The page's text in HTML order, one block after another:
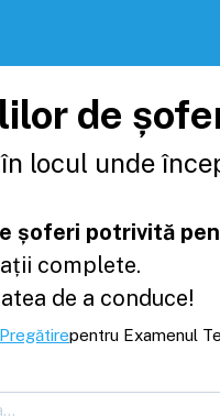
de
locul unde
șoferi potrivită
complete.
de a conduce!
pentru Examenul